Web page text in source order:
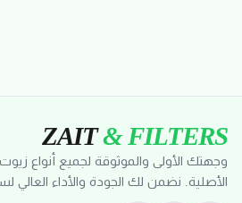
ZAIT& FILTERS
وجهتك الأولى والموثوقة لجميع أنواع
الأصلية. نضمن لك الجودة والأداء العالي